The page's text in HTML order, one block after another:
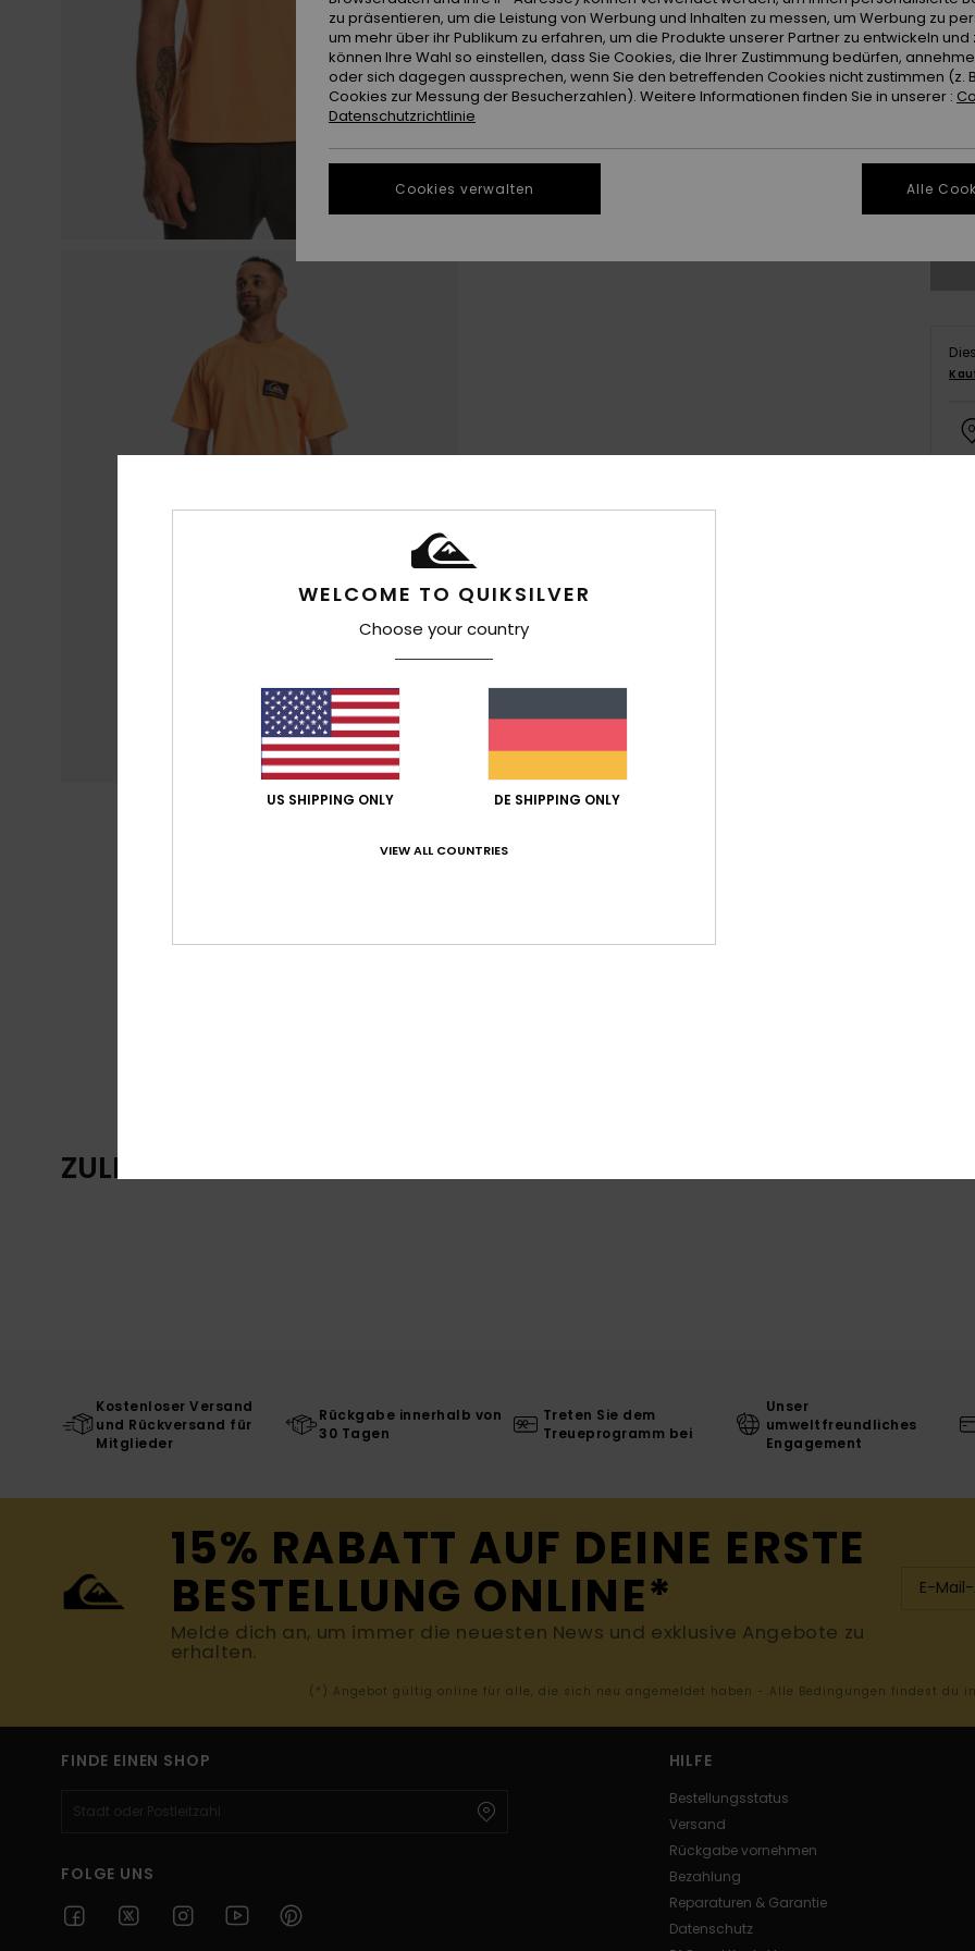
XS
ZULETZT ANGESEHENE ARTIKEL
Kostenloser Versand
und Rückversand für
Mitglieder
Rückgabe innerhalb von
30 Tagen
Treten Sie dem
Treueprogramm bei
Unser
umweltfreundliches
Engagement
15% RABATT AUF DEINE ERSTE
BESTELLUNG ONLINE*
Melde dich an, um immer die neuesten News und exklusive Angebote zu
erhalten.
(*) Angebot gültig online für alle, die sich neu angemeldet haben - Alle Bedingungen findest du
FINDE EINEN SHOP
FOLGE UNS
HILFE
Bestellungsstatus
Versand
Rückgabe vornehmen
Bezahlung
Reparaturen & Garantie
Datenschutz
WELCOME TO QUIKSILVER
Choose your country
US SHIPPING ONLY DE SHIPPING ONLY
VIEW ALL COUNTRIES
zu präsentieren, um die Leistung von Werbung und Inhalten zu messen, um Werbung zu
um mehr über ihr Publikum zu erfahren, um die Produkte unserer Partner zu entwickeln und
können Ihre Wahl so einstellen, dass Sie Cookies, die Ihrer Zustimmung bedürfen,
oder sich dagegen aussprechen, wenn Sie den betreffenden Cookies nicht zustimmen (z.
Cookies zur Messung der Besucherzahlen). Weitere Informationen finden Sie in unserer :
Datenschutzrichtlinie
Cookies verwalten Alle